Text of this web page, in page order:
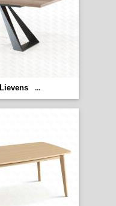
Lievens ...